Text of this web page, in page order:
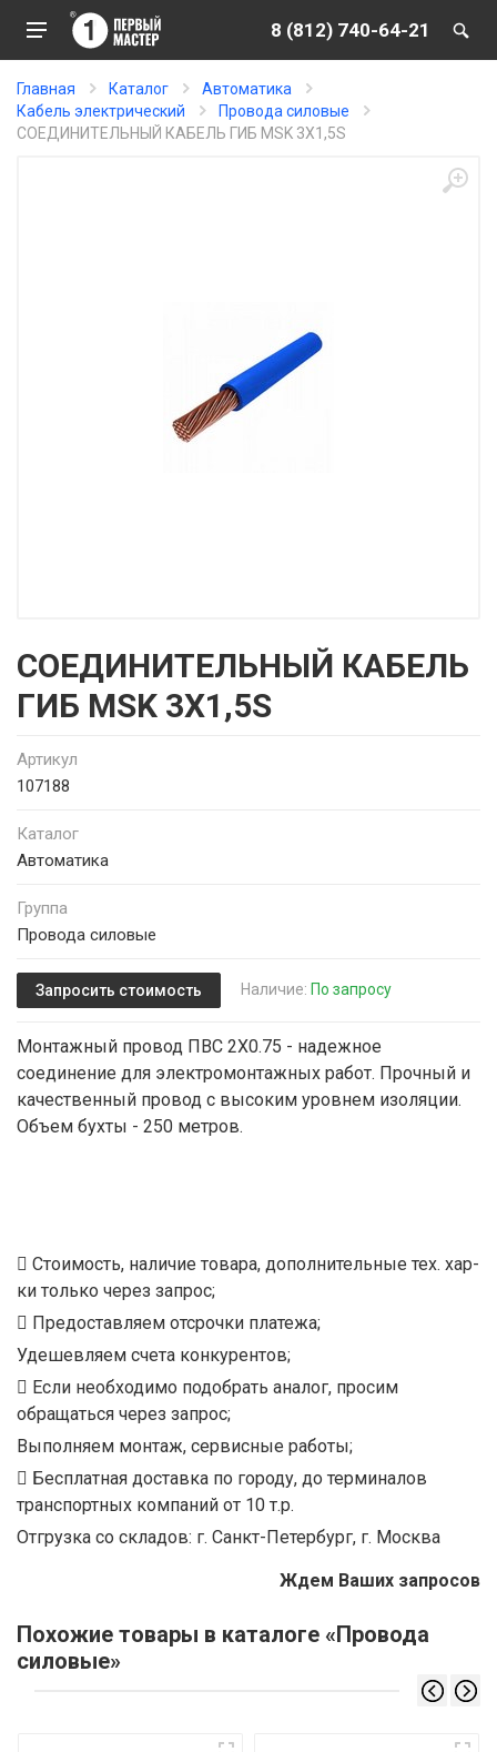
8 (812) 740-64-21
Главная Каталог
Автоматика
Кабель электрический
Провода силовые
СОЕДИНИТЕЛЬНЫЙ КАБЕЛЬ ГИБ MSK 3X1,5S
СОЕДИНИТЕЛЬНЫЙ КАБЕЛЬ
ГИБ MSK 3X1,5S
Артикул
107188
Каталог
Автоматика
Группа
Провода силовые
Запросить стоимость Наличие: По запросу
Монтажный провод ПВС 2Х0.75 - надежное
соединение для электромонтажных работ. Прочный и
качественный провод с высоким уровнем изоляции.
Объем бухты - 250 метров.
Стоимость, наличие товара, дополнительные тех. хар-
ки только через запрос;
Предоставляем отсрочки платежа;
Удешевляем счета конкурентов;
Если необходимо подобрать аналог, просим
обращаться через запрос;
Выполняем монтаж, сервисные работы;
Бесплатная доставка по городу, до терминалов
транспортных компаний от 10 т.р.
Отгрузка со складов: г. Санкт-Петербург, г. Москва
Ждем Ваших запросов
Похожие товары в каталоге «Провода
силовые»